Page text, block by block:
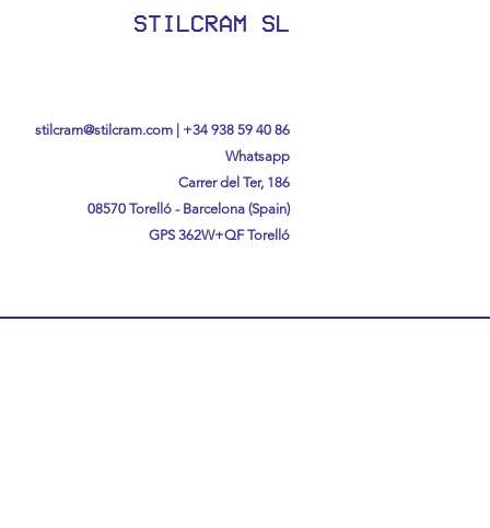
STILCRAM SL
stilcram@stilcram.com
+34 938 59 40 86
Whatsapp
Carrer del Ter, 186
08570 Torelló - Barcelona (Spain)
GPS 362W+QF Torelló